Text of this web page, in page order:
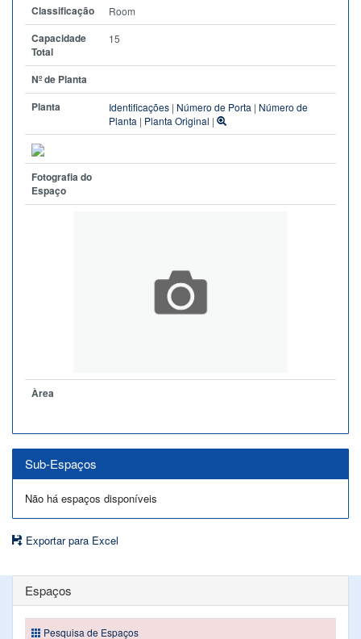
Classificação Room
Capacidade
Total
15
Nº de Planta
Planta
Identificações | Número de Porta | Número de
Planta | Planta Original |
Fotografia do
Espaço
Àrea
Sub-Espaços
Não há espaços disponíveis
Exportar para Excel
Espaços
Pesquisa de Espaços